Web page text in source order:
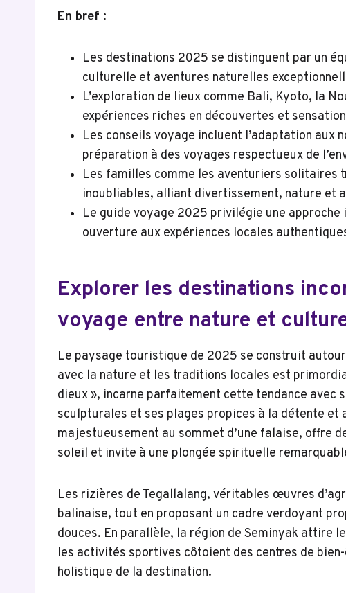
En bref :
Les destinations 2025 se distinguent par un
culturelle et aventures naturelles
L’exploration de lieux comme Bali, Kyoto, la
expériences riches en découvertes et
Les conseils voyage incluent l’adaptation aux
préparation à des voyages respectueux de
Les familles comme les aventuriers solitaires
inoubliables, alliant divertissement, nature et
Le guide voyage 2025 privilégie une
ouverture aux expériences locales
Explorer les destinations
voyage entre nature et
Le paysage touristique de 2025 se construit
avec la nature et les traditions locales est
dieux », incarne parfaitement cette tendance avec
sculpturales et ses plages propices à la détente et
majestueusement au sommet d’une falaise, offre
soleil et invite à une plongée spirituelle
Les rizières de Tegallalang, véritables œuvres
balinaise, tout en proposant un cadre verdoyant
douces. En parallèle, la région de Seminyak attire
les activités sportives côtoient des centres de
holistique de la destination.